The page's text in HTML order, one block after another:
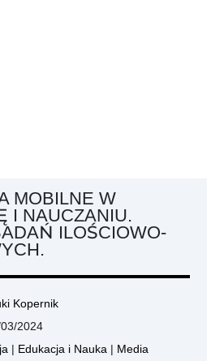
MOBILNE W
I NAUCZANIU.
ILOŚCIOWO-
Kopernik
2024
| Edukacja i Nauka | Media